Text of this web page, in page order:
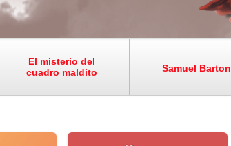
El misterio del
cuadro maldito
Samuel Barton